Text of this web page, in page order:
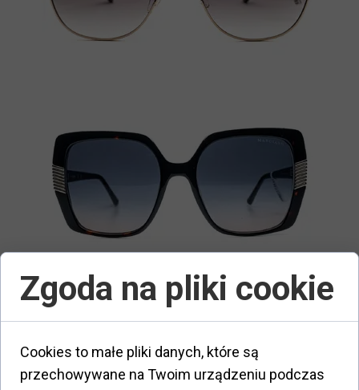
Zgoda na pliki cookie
Cookies to małe pliki danych, które są
przechowywane na Twoim urządzeniu podczas